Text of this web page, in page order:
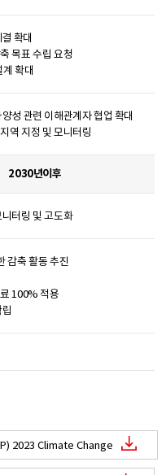
확대
목표 수립 요청
계 확대
성 관련 이해관계자 협업 확대
역 지정 및 모니터링
2030년이후
터링 및 고도화
감축 활동 추진
100% 적용
2023 Climate Change